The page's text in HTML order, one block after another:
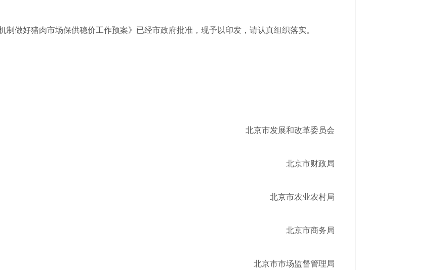
制做好猪肉市场保供稳价工作预案》已经市政府批准，现予以印发，请认真组织落实。
北京市发展和改革委员会
北京市财政局
北京市农业农村局
北京市商务局
北京市市场监督管理局